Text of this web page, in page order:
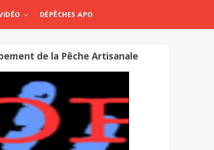
DÉPÊCHES APO
de la Pêche Artisanale